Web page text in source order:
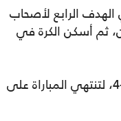
الدقيقة 81 أحرز البديل ويسلي الهدف الرابع لأصحاب
ثم أسكن الكرة في
وعاد تاليسكا وسجل الهدف الثاني له والخامس للفريق السعودي في الدقيقة 90+4، لتنتهي المباراة على